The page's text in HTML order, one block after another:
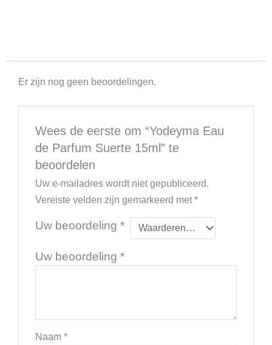
Er zijn nog geen beoordelingen.
Wees de eerste om “Yodeyma Eau
de Parfum Suerte 15ml” te
beoordelen
Uw e-mailadres wordt niet gepubliceerd.
Vereiste velden zijn gemarkeerd met*
Uw beoordeling *
Uw beoordeling *
Naam *